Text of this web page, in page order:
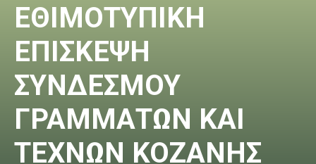
ΕΘΙΜΟΤΥΠΙΚΗ
ΕΠΙΣΚΕΨΗ
ΣΥΝΔΕΣΜΟΥ
ΓΡΑΜΜΑΤΩΝ ΚΑΙ
ΤΕΧΝΩΝ ΚΟΖΑΝΗΣ